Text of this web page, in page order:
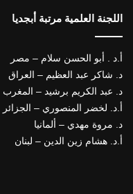
اللجنة العلمية مرتبة أبجديا
أ.د . أبو الحسن سلام – مصر
د. شاكر عبد العظيم – العراق
د. عبد الكريم برشيد – المغرب
أ.د. لخضر المنصوري – الجزائر
د. مروة مهدي – ألمانيا
أ.د. هشام زين الدين – لبنان